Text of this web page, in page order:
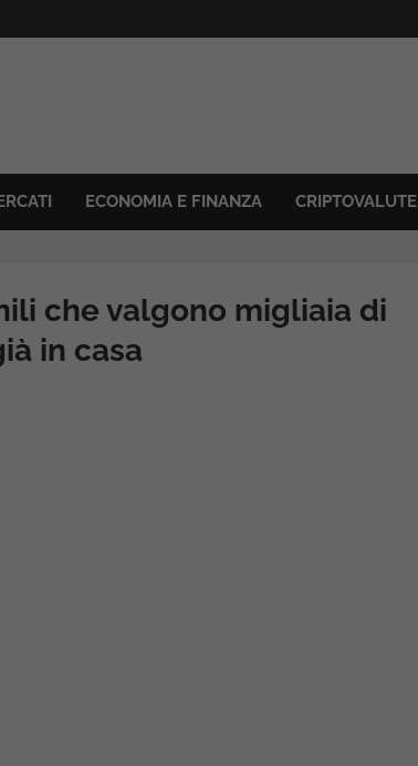
ECONOMIA E FINANZA CRIPTOVALUTE
che valgono migliaia di
in casa